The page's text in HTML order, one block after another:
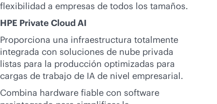
flexibilidad a empresas de todos los tamaños.
HPE Private Cloud AI
Proporciona una infraestructura totalmente
integrada con soluciones de nube privada
listas para la producción optimizadas para
cargas de trabajo de IA de nivel empresarial.
Combina hardware fiable con software